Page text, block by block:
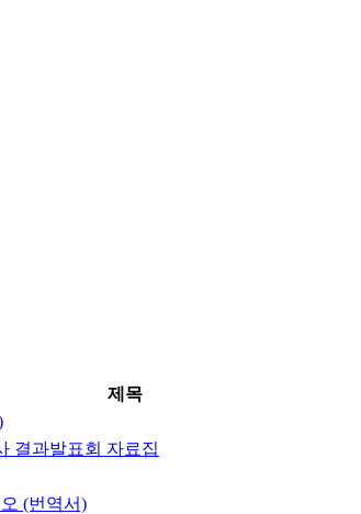
제목
결과발표회 자료집
(번역서)